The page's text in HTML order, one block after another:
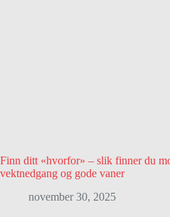
Finn ditt «hvorfor» – slik finner du
vektnedgang og gode vaner
november 30, 2025